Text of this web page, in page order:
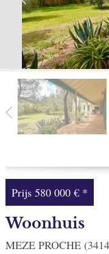
Facebook
Mijn selectie 0
Prijs580 000 € *
Woonhuis
MEZE PROCHE